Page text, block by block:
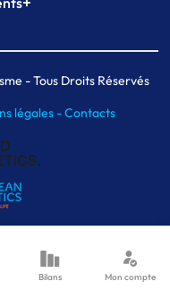
- Tous Droits Réservés
légales -Contacts
Bilans Mon compte